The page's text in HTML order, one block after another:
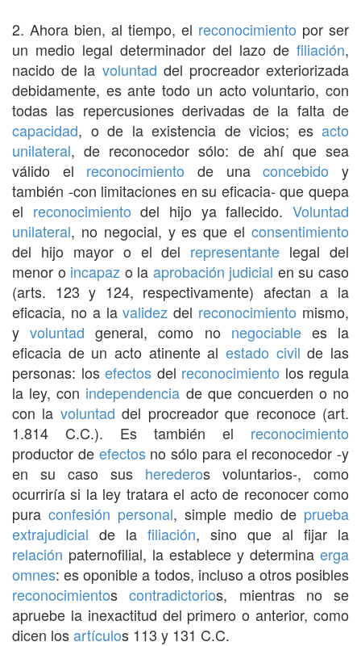
2. Ahora bien, al tiempo, el reconocimiento por ser
un medio legal determinador del lazo de filiación,
nacido de la voluntad del procreador exteriorizada
debidamente, es ante todo un acto voluntario, con
todas las repercusiones derivadas de la falta de
capacidad, o de la existencia de vicios; es acto
unilateral, de reconocedor sólo: de ahí que sea
válido el reconocimiento de unaconcebido y
también -con limitaciones en su eficacia- que quepa
el reconocimiento del hijo ya fallecido.Voluntad
unilateral, no negocial, y es que el consentimiento
del hijo mayor o el del representante legal del
menor o incapaz o la aprobación judicial en su caso
(arts. 123 y 124, respectivamente) afectan a la
eficacia, no a lavalidez del reconocimiento mismo,
yvoluntad general, como no negociablees la
eficacia de un acto atinente al estado civil de las
personas: los efectos del reconocimiento los regula
la ley, con independencia de que concuerden o no
con la voluntad del procreador que reconoce (art.
1.814 C.C.). Es también el reconocimiento
productor de efectosno sólo para el reconocedor -y
en su caso sus herederos voluntarios-, como
ocurriría si la ley tratara el acto de reconocer como
pura confesión personal, simple medio de prueba
extrajudicial de la filiación, sino que al fijar la
relación paternofilial, la establece y determina erga
omnes: es oponible a todos, incluso a otros posibles
reconocimientoscontradictorios, mientras no se
apruebe la inexactitud del primero o anterior, como
dicen losartículos 113 y 131 C.C.